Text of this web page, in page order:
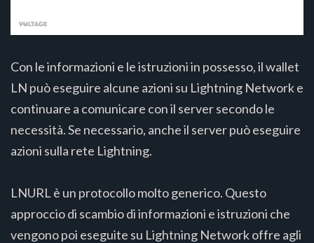
Con le informazioni e le istruzioni in possesso, il wallet
LN può eseguire alcune azioni su Lightning Network e
continuare a comunicare con il server secondo le
necessità. Se necessario, anche il server può eseguire
azioni sulla rete Lightning.
LNURL è un protocollo molto generico. Questo
approccio di scambio di informazioni e istruzioni che
vengono poi eseguite su Lightning Network offre agli